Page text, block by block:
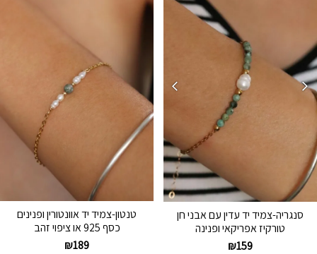
סנגריה-צמיד יד עדין עם אבני חן
טורקיז אפריקאי ופנינה
₪159
טנטון-צמיד יד אוונטורין ופנינים
כסף 925 או ציפוי זהב
₪189